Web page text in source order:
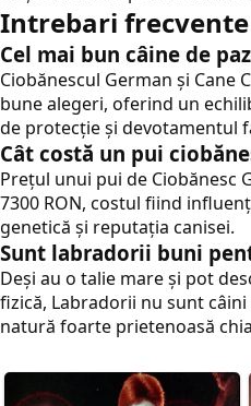
Intrebari frecvente
Cel mai bun câine de
Ciobănescul German și Cane
bune alegeri, oferind un
de protecție și devotamentul
Cât costă un pui
Prețul unui pui de Ciobănesc
7300 RON, costul fiind
genetică și reputația canisei.
Sunt labradorii buni
Deși au o talie mare și pot
fizică, Labradorii nu sunt
natură foarte prietenoasă